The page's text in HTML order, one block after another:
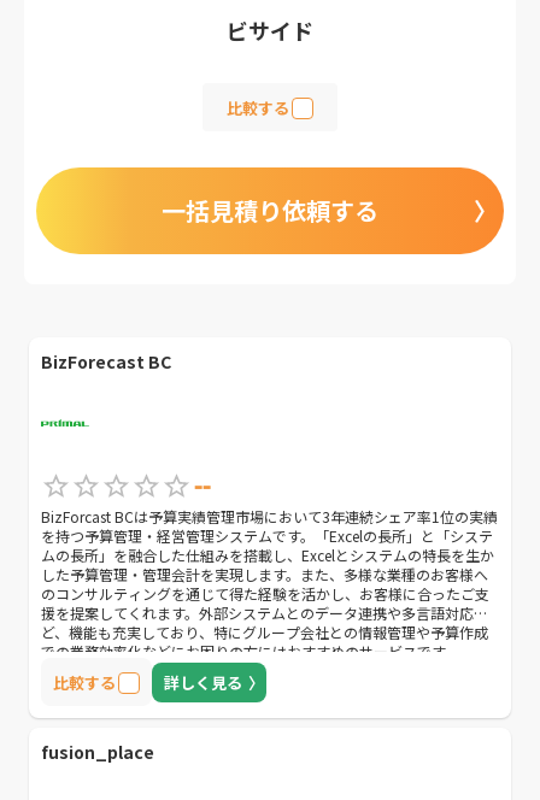
ビサイド
比較する
一括見積り依頼する
BizForecast BC
--
BizForcast BCは予算実績管理市場において3年連続シェア率1位の実績
を持つ予算管理・経営管理システムです。「Excelの長所」と「システ
ムの長所」を融合した仕組みを搭載し、Excelとシステムの特長を生か
した予算管理・管理会計を実現します。また、多様な業種のお客様へ
のコンサルティングを通じて得た経験を活かし、お客様に合ったご支
援を提案してくれます。外部システムとのデータ連携や多言語対応な
ど、機能も充実しており、特にグループ会社との情報管理や予算作成
での業務効率化などにお困りの方にはおすすめのサービスです。
比較する 詳しく見る
fusion_place